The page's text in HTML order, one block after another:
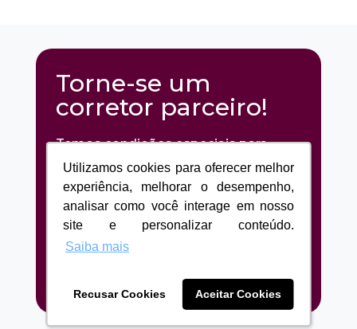
Utilizamos cookies para oferecer melhor
experiência, melhorar o desempenho,
analisar como você interage em nosso
site e personalizar conteúdo.
Saiba mais
Recusar Cookies Aceitar Cookies
Utilizamos cookies para oferecer melhor
experiência, melhorar o desempenho,
analisar como você interage em nosso
site e personalizar conteúdo.
Saiba mais
Recusar Cookies Aceitar Cookies
Torne-se um
corretor parceiro!
Temos condições especiais para
nossos parceiros. Entre em contato
e veja como a Argo pode ajudar
você a escalar os seus negócios.